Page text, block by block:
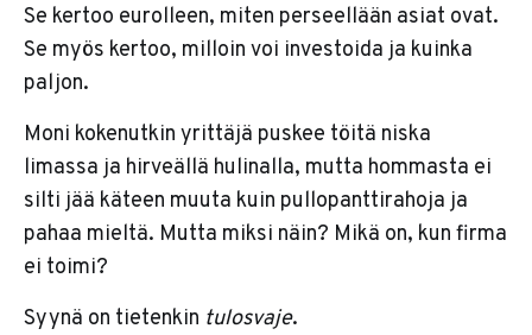
Se kertoo eurolleen, miten perseellään asiat ovat.
Se myös kertoo, milloin voi investoida ja kuinka
paljon.
Moni kokenutkin yrittäjä puskee töitä niska
limassa ja hirveällä hulinalla, mutta hommasta ei
silti jää käteen muuta kuin pullopanttirahoja ja
pahaa mieltä. Mutta miksi näin? Mikä on, kun firma
ei toimi?
Syynä on tietenkin tulosvaje.